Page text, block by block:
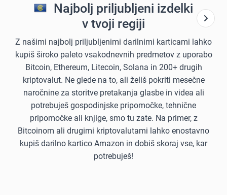
Najbolj priljubljeni izdelki
v tvoji regiji
Z našimi najbolj priljubljenimi darilnimi karticami lahko
kupiš široko paleto vsakodnevnih predmetov z uporabo
Bitcoin, Ethereum, Litecoin, Solana in 200+ drugih
kriptovalut. Ne glede na to, ali želiš pokriti mesečne
naročnine za storitve pretakanja glasbe in videa ali
potrebuješ gospodinjske pripomočke, tehnične
pripomočke ali knjige, smo tu zate. Na primer, z
Bitcoinom ali drugimi kriptovalutami lahko enostavno
kupiš darilno kartico Amazon in dobiš skoraj vse, kar
potrebuješ!